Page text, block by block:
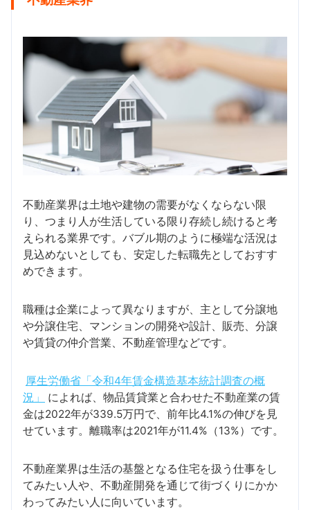
不動産業界は土地や建物の需要がなくならない限
り、つまり人が生活している限り存続し続けると考
えられる業界です。バブル期のように極端な活況は
見込めないとしても、安定した転職先としておすす
めできます。
職種は企業によって異なりますが、主として分譲地
や分譲住宅、マンションの開発や設計、販売、分譲
や賃貸の仲介営業、不動産管理などです。
厚生労働省「令和4年賃金構造基本統計調査の概
況」
によれば、物品賃貸業と合わせた不動産業の賃
金は2022年が339.5万円で、前年比4.1%の伸びを見
せています。離職率は2021年が11.4%（13%）です。
不動産業界は生活の基盤となる住宅を扱う仕事をし
てみたい人や、不動産開発を通じて街づくりにかか
わってみたい人に向いています。